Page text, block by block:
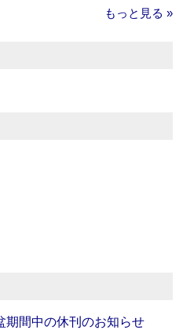
もっと見る »
期間中の休刊のお知らせ